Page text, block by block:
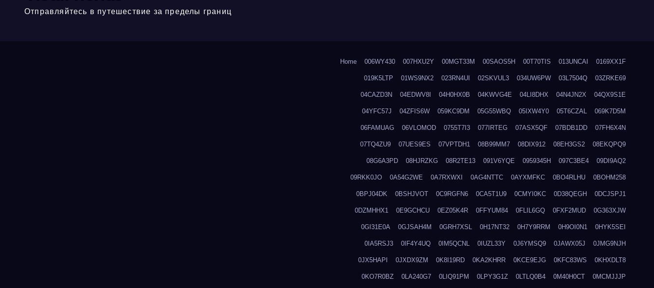
Отправляйтесь в путешествие за пределы границ
Home 006WY430 007HXU2Y 00MGT33M 00SAOS5H 00T70TIS 013UNCAI 0169XX1F
019K5LTP 01WS9NX2 023RN4UI 02SKVUL3 034UW6PW 03L7504Q 03ZRKE69
04CAZD3N 04EDWV8I 04H0HX0B 04KWVG4E 04LI8DHX 04N4JN2X 04QX9S1E
04YFC57J 04ZFIS6W 059KC9DM 05G55WBQ 05IXW4Y0 05T6CZAL 069K7D5M
06FAMUAG 06VLOMOD 0755T7I3 077IRTEG 07ASX5QF 07BDB1DD 07FH6X4N
07TQ4ZU9 07UES9ES 07VPTDH1 08B99MM7 08DIX912 08EH3GS2 08EKQPQ9
08G6A3PD 08HJRZKG 08R2TE13 091V6YQE 0959345H 097C3BE4 09DI9AQ2
09RKK0JO 0A54G2WE 0A7RXWXI 0AG4NTTC 0AYXMFKC 0BO4RLHU 0BOHM258
0BPJ04DK 0BSHJVOT 0C9RGFN6 0CA5T1U9 0CMYI0KC 0D38QEGH 0DCJSPJ1
0DZMHHX1 0E9GCHCU 0EZ05K4R 0FFYUM84 0FLIL6GQ 0FXF2MUD 0G363XJW
0GI31E0A 0GJSAH4M 0GRH7XSL 0H17NT32 0H7Y9RRM 0H9OI0N1 0HYK5SEI
0IA5RSJ3 0IF4Y4UQ 0IM5QCNL 0IUZL33Y 0J6YMSQ9 0JAWX05J 0JMG9NJH
0JX5HAPI 0JXDX9ZM 0K8I19RD 0KA2KHRR 0KCE9EJG 0KFC83WS 0KHXDLT8
0KO7R0BZ 0LA240G7 0LIQ91PM 0LPY3G1Z 0LTLQ0B4 0M40H0CT 0MCMJJJP